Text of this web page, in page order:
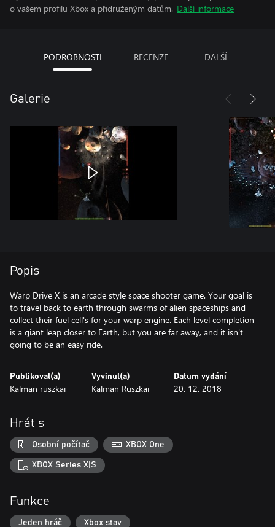
o vašem profilu Xbox a přidruženým datům. Další informace
PODROBNOSTI RECENZE DALŠÍ
Galerie
Popis
Warp Drive X is an arcade style space shooter game. Your goal is
to travel back to earth through swarms of alien spaceships and
collect their fuel cell's for your warp engine. Each level completion
is a giant leap closer to Earth, but you are far away, and it isn't
going to be an easy ride.
Publikoval(a)
Kalman ruszkai
Vyvinul(a)
Kalman Ruszkai
Datum vydání
20. 12. 2018
Hrát s
Osobní počítač XBOX One
XBOX Series X|S
Funkce
Jeden hráč Xbox stav